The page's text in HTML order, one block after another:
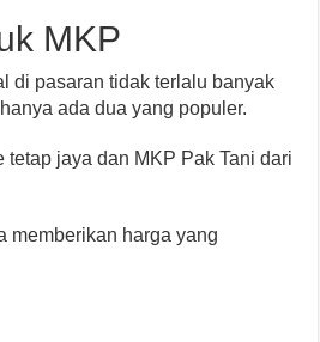
MKP
di pasaran tidak terlalu banyak
ada dua yang populer.
tetap jaya dan MKP Pak Tani dari
memberikan harga yang